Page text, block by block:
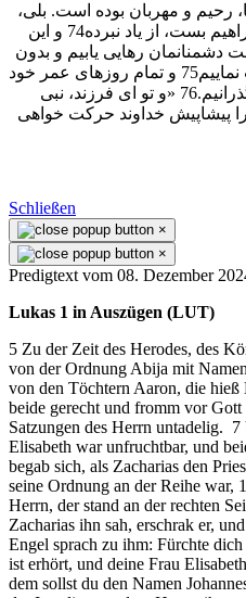
ما، رحيم و مهربان بوده است. بلی،
او عهد و پيمان مقدسی را كه با ابراهيم بست، از ياد نبرده74 و اين
دشمنانمان رهايی يابيم و بدون
ترس و واهمه از آنان، او را عبادت نماييم75 و تمام روزهای عمر خود
را در حضور او با پاكی و عدالت بگذرانيم.76 «و تو ای فرزند، نبی
پيشاپيش خداوند حركت خواهی
Schließen
×
×
Predigtext vom 08. Dezember
Lukas 1 in Auszügen (LUT)
5 Zu der Zeit des Herodes, des
von der Ordnung Abija mit
von den Töchtern Aaron, die
beide gerecht und fromm vor
Satzungen des Herrn untadelig.
Elisabeth war unfruchtbar, und
begab sich, als Zacharias den
seine Ordnung an der Reihe war,
Herrn, der stand an der rechten
Zacharias ihn sah, erschrak er,
Engel sprach zu ihm: Fürchte
ist erhört, und deine Frau
dem sollst du den Namen